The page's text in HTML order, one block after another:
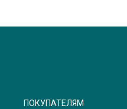
ПОКУПАТЕЛЯМ